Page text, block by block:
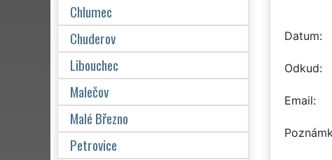
Datum
Odkud
Email
Chlumec
Chuderov
Libouchec
Malečov
Malé Březno
Petrovice